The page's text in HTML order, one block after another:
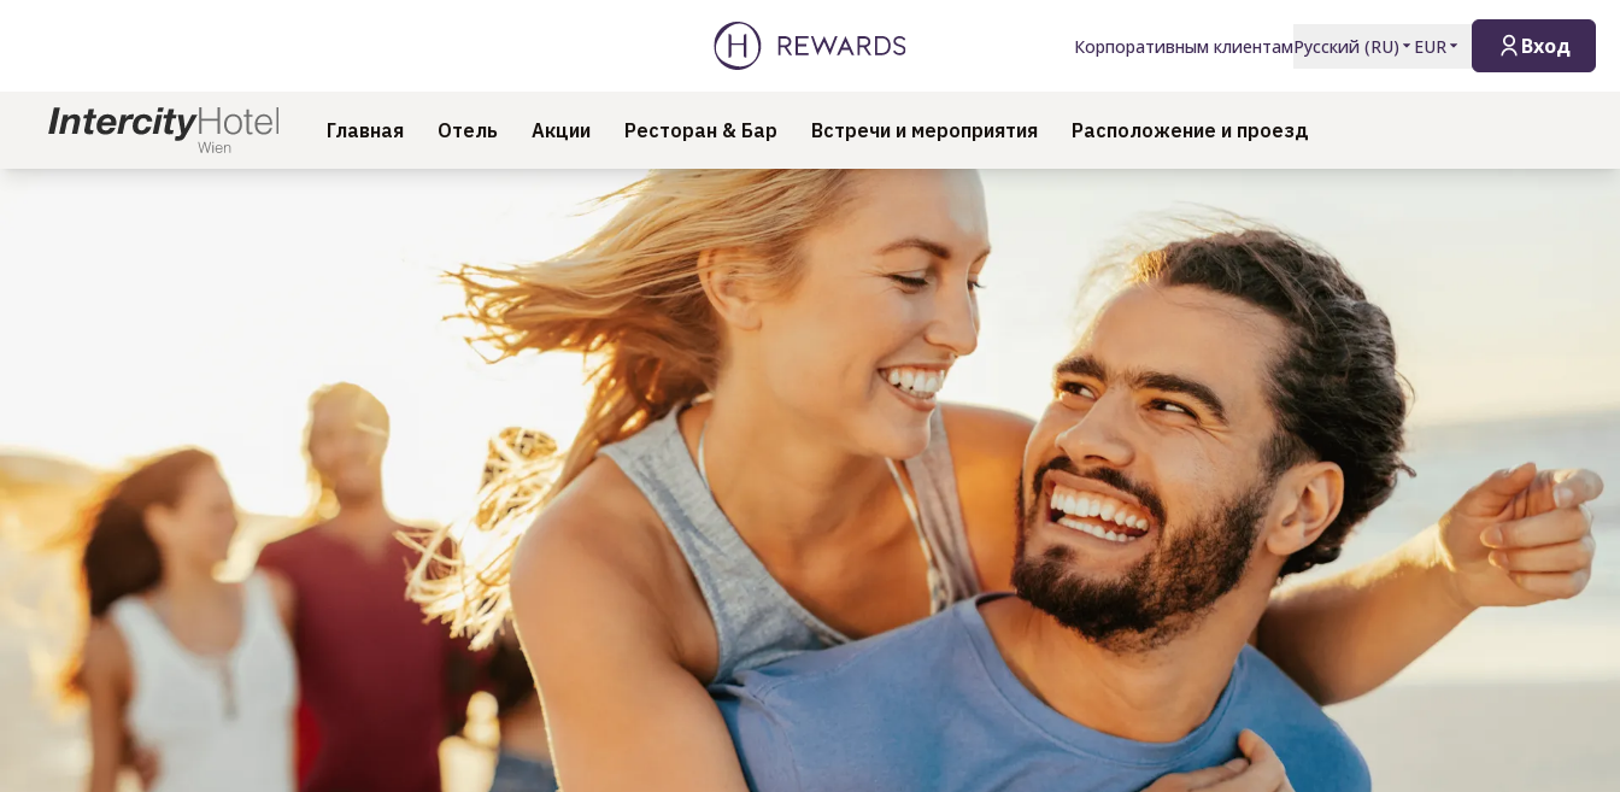
Корпоративным клиентамРусский (RU) EUR Вход
Главная Отель Акции Ресторан & Бар Встречи и мероприятия Расположение и проезд